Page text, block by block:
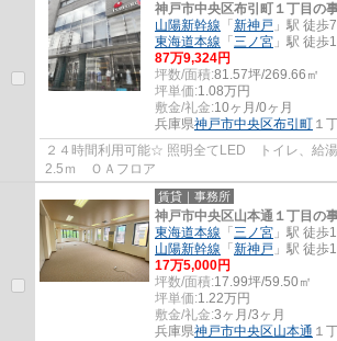
神戸市中央区布引町１丁目の
山陽新幹線 「 新神戸 」駅 徒歩
東海道本線 「 三ノ宮 」駅 徒歩
87万9,324円
坪数/面積:81.57坪/269.66㎡
坪単価:1.08万円
敷金/礼金:10ヶ月/0ヶ月
兵庫県神戸市中央区布引町 １
２４時間利用可能☆ 照明全てLED トイレ、給
2.5ｍ ＯＡフロア
賃貸｜事務所
神戸市中央区山本通１丁目の
東海道本線 「 三ノ宮 」駅 徒歩
山陽新幹線 「 新神戸 」駅 徒歩
17万5,000円
坪数/面積:17.99坪/59.50㎡
坪単価:1.22万円
敷金/礼金:3ヶ月/3ヶ月
兵庫県神戸市中央区山本通 １